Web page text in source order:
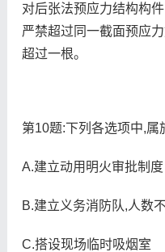
对后张法预应力结构构
严禁超过同一截面预应
超过一根。
第10题:下列各选项中,属
A.建立动用明火审批制度
B.建立义务消防队,人数
C.搭设现场临时吸烟室